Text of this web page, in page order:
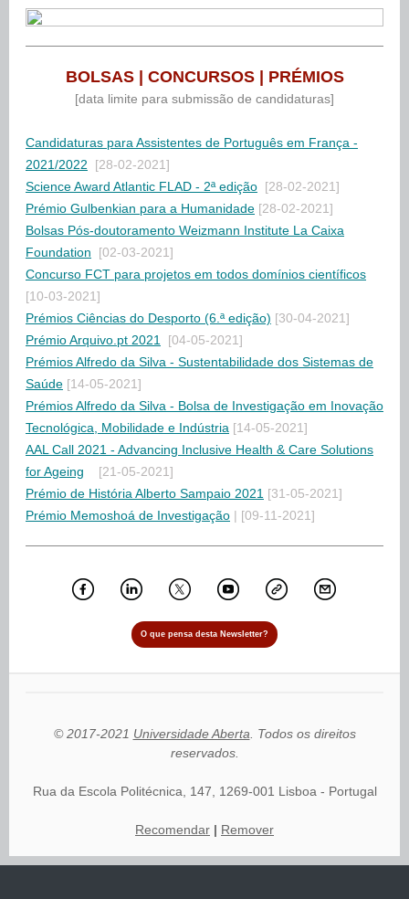
BOLSAS | CONCURSOS | PRÉMIOS
[data limite para submissão de candidaturas]
Candidaturas para Assistentes de Português em França -
2021/2022 [28-02-2021]
Science Award Atlantic FLAD - 2ª edição [28-02-2021]
Prémio Gulbenkian para a Humanidade [28-02-2021]
Bolsas Pós-doutoramento Weizmann Institute La Caixa
Foundation [02-03-2021]
Concurso FCT para projetos em todos domínios científicos
[10-03-2021]
Prémios Ciências do Desporto (6.ª edição) [30-04-2021]
Prémio Arquivo.pt 2021
[04-05-2021]
Prémios Alfredo da Silva - Sustentabilidade dos Sistemas de
Saúde [14-05-2021]
Prémios Alfredo da Silva - Bolsa de Investigação em Inovação
Tecnológica, Mobilidade e Indústria [14-05-2021]
AAL Call 2021 - Advancing Inclusive Health & Care Solutions
for Ageing [21-05-2021]
Prémio de História Alberto Sampaio 2021 [31-05-2021]
Prémio Memoshoá de Investigação | [09-11-2021]
O que pensa desta Newsletter?
© 2017-2021 Universidade Aberta . Todos os direitos
reservados.
Rua da Escola Politécnica, 147, 1269-001 Lisboa - Portugal
Recomendar | Remover